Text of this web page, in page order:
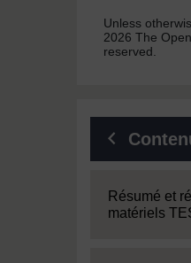
Unless
2026 The
reserved.
Expand
Résumé et
matériels